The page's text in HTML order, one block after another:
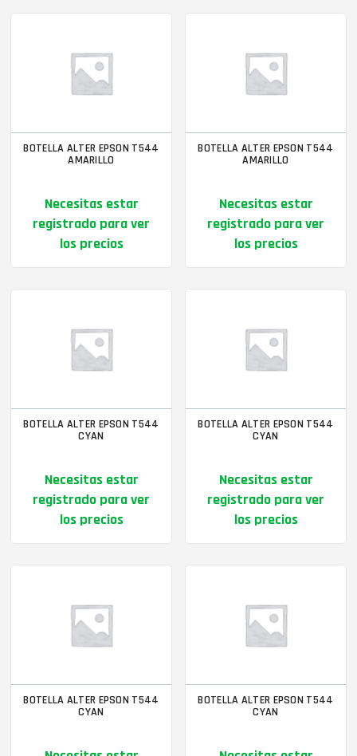
BOTELLA ALTER EPSON T544
AMARILLO
Necesitas estar
registrado para ver
los precios
BOTELLA ALTER EPSON T544
AMARILLO
Necesitas estar
registrado para ver
los precios
BOTELLA ALTER EPSON T544
CYAN
Necesitas estar
registrado para ver
los precios
BOTELLA ALTER EPSON T544
CYAN
Necesitas estar
registrado para ver
los precios
BOTELLA ALTER EPSON T544
CYAN
BOTELLA ALTER EPSON T544
CYAN